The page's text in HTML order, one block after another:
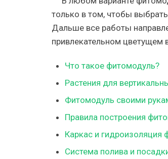
только в том, чтобы
Дальше все работы
привлекательном цветущем
Что такое фитомодуль?
Растения для
Фитомодуль своими
Правила построения
Каркас и гидроизоляция
Система полива и